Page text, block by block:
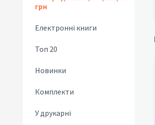
грн
Електронні книги
Топ 20
Новинки
Комплекти
У друкарні